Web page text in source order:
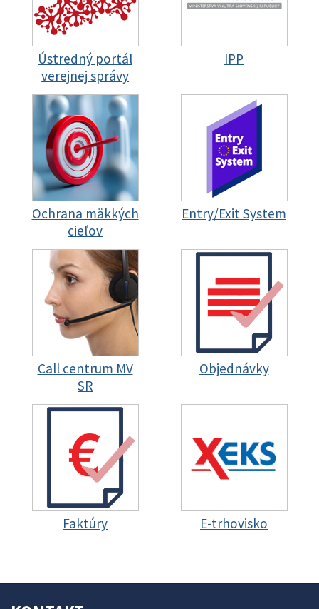
Ústredný portál
verejnej správy
IPP
Ochrana mäkkých
cieľov
Entry/Exit System
Call centrum MV
SR
Objednávky
Faktúry E-trhovisko